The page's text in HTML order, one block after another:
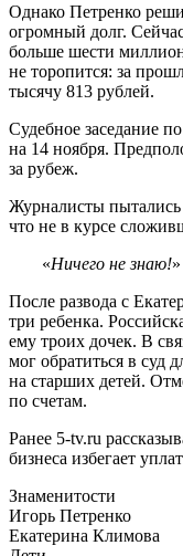
Однако Петренко
огромный долг.
больше шести
не торопится: за
тысячу 813 рублей.
Судебное заседание
на 14 ноября.
за рубеж.
Журналисты пытались
что не в курсе
«Ничего не знаю!
После развода с
три ребенка.
ему троих дочек. В
мог обратиться в суд
на старших детей.
по счетам.
Ранее 5-tv.ru
бизнеса избегает
Знаменитости
Игорь Петренко
Екатерина Климова